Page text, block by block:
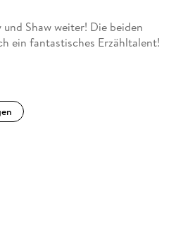
Shaw weiter! Die beiden
ein fantastisches Erzähltalent!